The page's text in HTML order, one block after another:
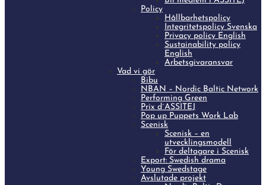
Policy
Hållbarhetspolicy
Integritetspolicy Svenska
Privacy policy English
Sustainability policy
English
Arbetsgivaransvar
Vad vi gör
Bibu
NBAN – Nordic Baltic Network
Performing Green
Prix d´ASSITEJ
Pop up Puppets Work Lab
Scenisk
Scenisk – en
utvecklingsmodell
För deltagare i Scenisk
Export: Swedish drama
Young Swedstage
Avslutade projekt